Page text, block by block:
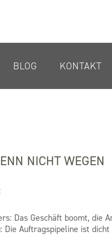
BLOG KONTAKT
NICHT WEGEN
Das Geschäft boomt, die
Die Auftragspipeline ist